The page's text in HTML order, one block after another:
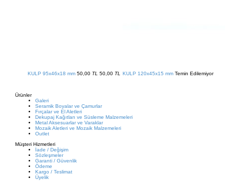
KULP 95x46x18 mm 50,00 TL 50,00 TL KULP 120x45x15 mm Temin Edilemiyor
Ürünler
Galeri
Seramik Boyalar ve Çamurlar
Fırçalar ve El Aletleri
Dekupaj Kağıtları ve Süsleme Malzemeleri
Metal Aksesuarlar ve Varaklar
Mozaik Aletleri ve Mozaik Malzemeleri
Outlet
Müşteri Hizmetleri
İade / Değişim
Sözleşmeler
Garanti / Güvenlik
Ödeme
Kargo / Teslimat
Üyelik